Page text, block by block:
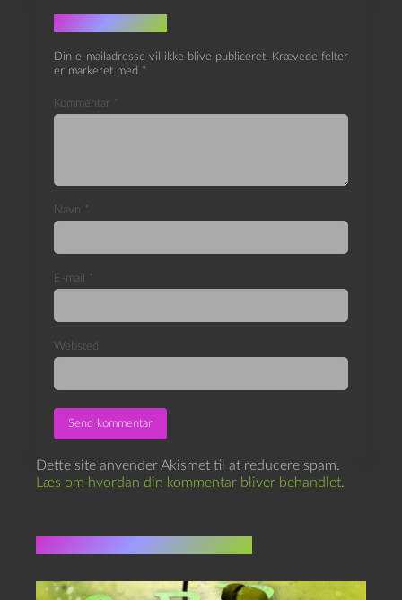
Skriv et svar
Din e-mailadresse vil ikke blive publiceret. Krævede felter
er markeret med *
Kommentar *
Navn *
E-mail *
Websted
Dette site anvender Akismet til at reducere spam.
Læs om hvordan din kommentar bliver behandlet.